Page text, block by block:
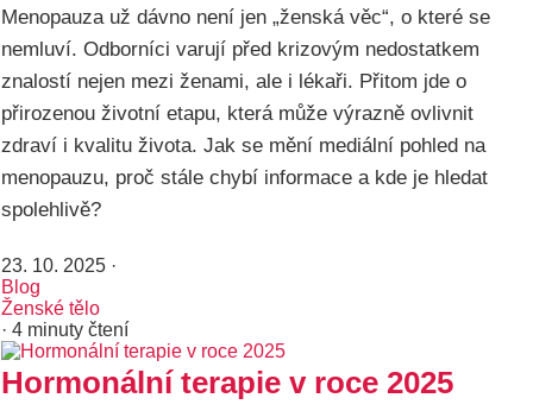
Menopauza už dávno není jen „ženská věc“, o které se
nemluví. Odborníci varují před krizovým nedostatkem
znalostí nejen mezi ženami, ale i lékaři. Přitom jde o
přirozenou životní etapu, která může výrazně ovlivnit
zdraví i kvalitu života. Jak se mění mediální pohled na
menopauzu, proč stále chybí informace a kde je hledat
spolehlivě?
23. 10. 2025 ·
Blog
Ženské tělo
· 4 minuty čtení
Hormonální terapie v roce 2025